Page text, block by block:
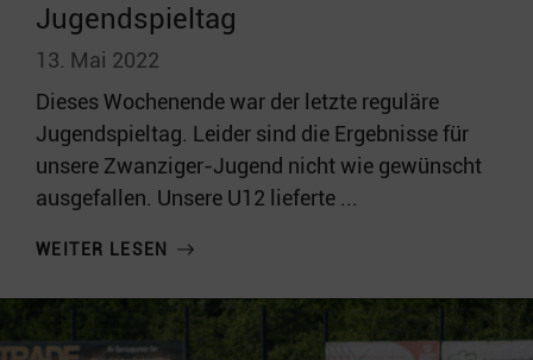
Jugendspieltag
13. Mai 2022
Dieses Wochenende war der letzte reguläre
Jugendspieltag. Leider sind die Ergebnisse für
unsere Zwanziger-Jugend nicht wie gewünscht
ausgefallen. Unsere U12 lieferte ...
WEITER LESEN